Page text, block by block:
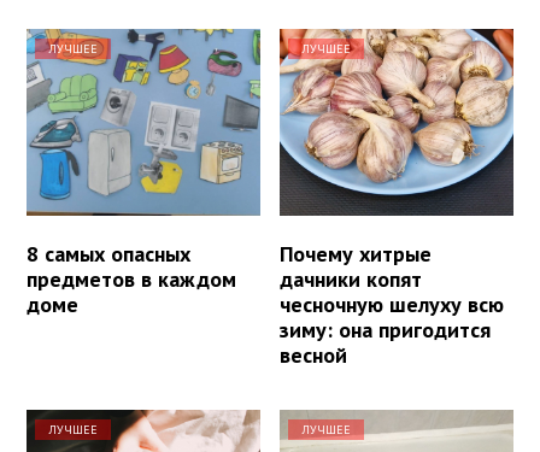
ЛУЧШЕЕ
8 самых опасных
предметов в каждом
доме
ЛУЧШЕЕ
Почему хитрые
дачники копят
чесночную шелуху всю
зиму: она пригодится
весной
ЛУЧШЕЕ ЛУЧШЕЕ